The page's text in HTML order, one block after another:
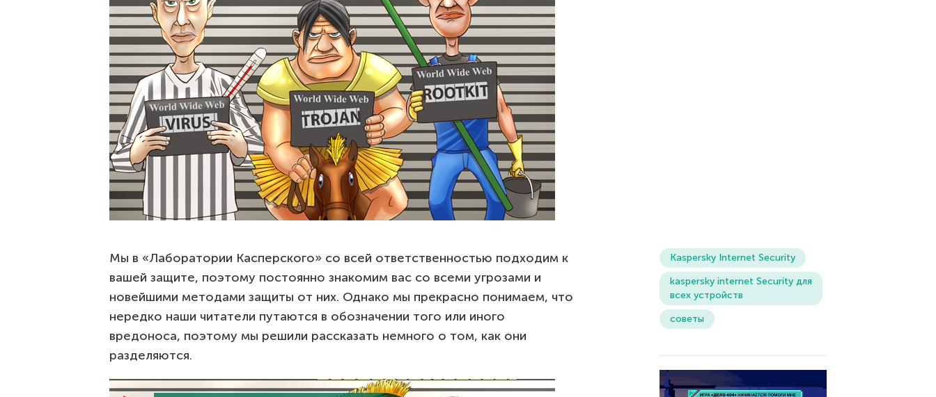
Мы в «Лаборатории Касперского» со всей ответственностью подходим к
вашей защите, поэтому постоянно знакомим вас со всеми угрозами и
новейшими методами защиты от них. Однако мы прекрасно понимаем, что
нередко наши читатели путаются в обозначении того или иного
вредоноса, поэтому мы решили рассказать немного о том, как они
разделяются.
Kaspersky Internet Security
kaspersky internet Security для
всех устройств
советы